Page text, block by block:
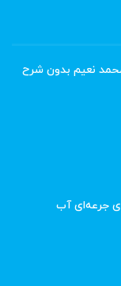
محمد نعیم بدون شرح
جرعه‌ای آب